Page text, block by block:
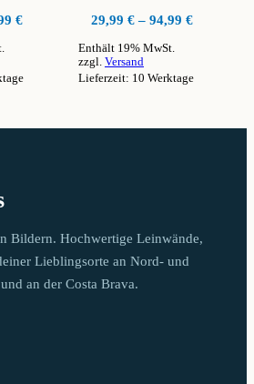
€Preisspanne:29,99 € – 94,99 €
Enthält 19% MwSt.
zzgl. Versand
Lieferzeit: 10 Werktage
können
der
Produktseite
Bildern. Hochwertige Leinwände,
Lieblingsorte an Nord- und
an der Costa Brava.